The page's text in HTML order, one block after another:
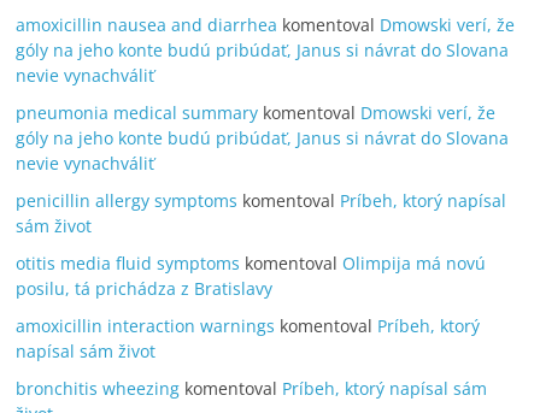
amoxicillin nausea and diarrhea komentoval Dmowski verí, že
góly na jeho konte budú pribúdať, Janus si návrat do Slovana
nevie vynachváliť
pneumonia medical summary komentoval Dmowski verí, že
góly na jeho konte budú pribúdať, Janus si návrat do Slovana
nevie vynachváliť
penicillin allergy symptoms komentoval Príbeh, ktorý napísal
sám život
otitis media fluid symptoms komentoval Olimpija má novú
posilu, tá prichádza z Bratislavy
amoxicillin interaction warnings komentoval Príbeh, ktorý
napísal sám život
bronchitis wheezing komentoval Príbeh, ktorý napísal sám